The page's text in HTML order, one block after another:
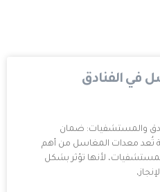
في الفنادق
والمستشفيات: ضمان
تُعد معدات المغاسل من أهم
لأنها تؤثر بشكل